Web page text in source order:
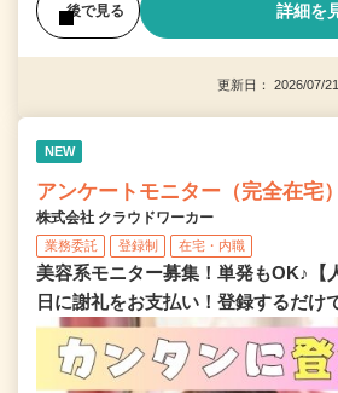
後で見る 詳細を
更新日： 2026/07/
NEW
アンケートモニター（完全在宅）
株式会社 クラウドワーカー
業務委託 登録制 在宅・内職
美容系モニター募集！単発もOK♪【
日に謝礼をお支払い！登録するだけ